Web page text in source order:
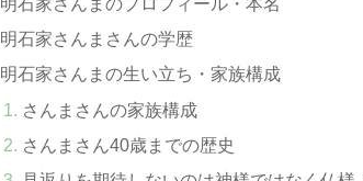
明石家さんまさんの学歴
明石家さんまの生い立ち・家族構成
さんまさんの家族構成
さんまさん40歳までの歴史